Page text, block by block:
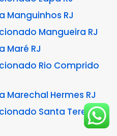
Manguinhos RJ
Mangueira RJ
Maré RJ
Rio Comprido
Marechal Hermes RJ
Santa Teresa